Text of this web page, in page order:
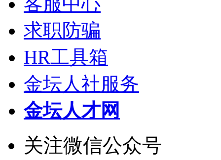
求职防骗
HR工具箱
金坛人社服务
金坛人才网
关注微信公众号